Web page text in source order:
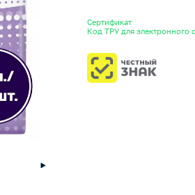
Сертификат
Код ТРУ для электронного